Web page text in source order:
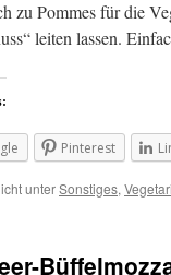
zu Pommes für die
leiten lassen.
Pinterest
unterSonstiges,